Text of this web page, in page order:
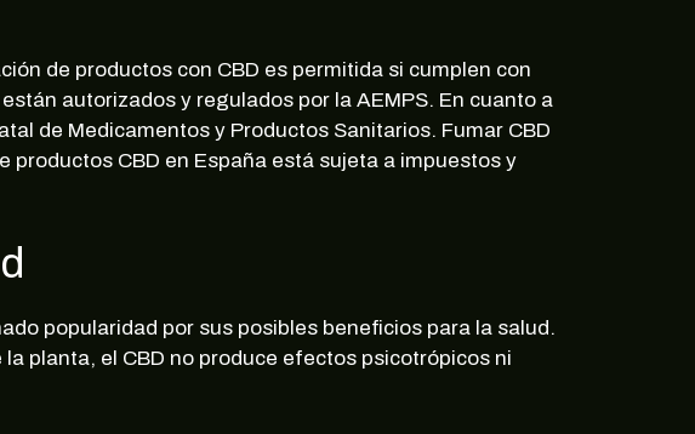
de productos con CBD es permitida si cumplen con
autorizados y regulados por la AEMPS. En cuanto a
de Medicamentos y Productos Sanitarios. Fumar CBD
CBD en España está sujeta a impuestos y
popularidad por sus posibles beneficios para la salud.
planta, el CBD no produce efectos psicotrópicos ni